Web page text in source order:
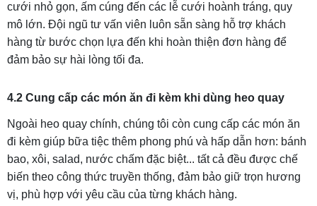
cưới nhỏ gọn, ấm cúng đến các lễ cưới hoành tráng, quy
mô lớn. Đội ngũ tư vấn viên luôn sẵn sàng hỗ trợ khách
hàng từ bước chọn lựa đến khi hoàn thiện đơn hàng để
đảm bảo sự hài lòng tối đa.
4.2 Cung cấp các món ăn đi kèm khi dùng heo quay
Ngoài heo quay chính, chúng tôi còn cung cấp các món ăn
đi kèm giúp bữa tiệc thêm phong phú và hấp dẫn hơn: bánh
bao, xôi, salad, nước chấm đặc biệt... tất cả đều được chế
biến theo công thức truyền thống, đảm bảo giữ trọn hương
vị, phù hợp với yêu cầu của từng khách hàng.